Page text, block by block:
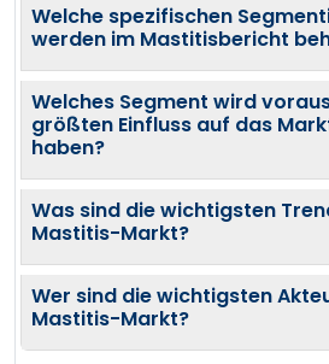
Welche spezifischen
werden im Mastitisbericht
Welches Segment wird
größten Einfluss auf das
haben?
Was sind die wichtigsten
Mastitis-Markt?
Wer sind die wichtigsten
Mastitis-Markt?